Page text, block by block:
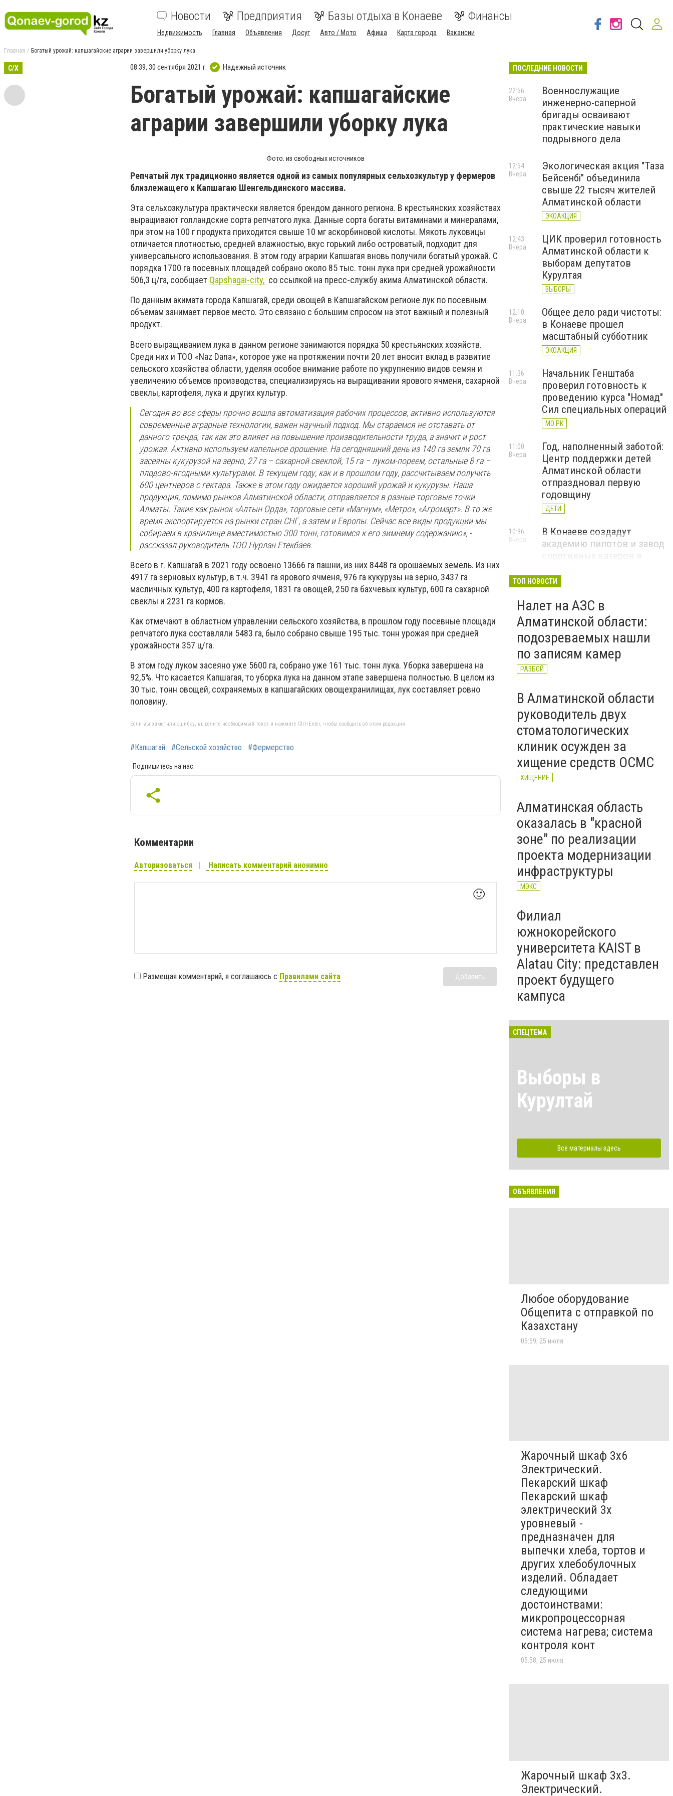
Новости Предприятия Базы отдыха в Конаеве Финансы
Недвижимость Главная Объявления Досуг Авто / Мото Афиша Карта города Вакансии
Главная Богатый урожай: капшагайские аграрии завершили уборку лука
С/Х 08:39, 30 сентября 2021 г. Надежный источник
Богатый урожай: капшагайские
аграрии завершили уборку лука
Фото: из свободных источников
Репчатый лук традиционно является одной из самых популярных сельхозкультур у фермеров
близлежащего к Капшагаю Шенгельдинского массива.
Эта сельхозкультура практически является брендом данного региона. В крестьянских хозяйствах
выращивают голландские сорта репчатого лука. Данные сорта богаты витаминами и минералами,
при этом на 100 г продукта приходится свыше 10 мг аскорбиновой кислоты. Мякоть луковицы
отличается плотностью, средней влажностью, вкус горький либо островатый, подходит для
универсального использования. В этом году аграрии Капшагая вновь получили богатый урожай. С
порядка 1700 га посевных площадей собрано около 85 тыс. тонн лука при средней урожайности
506,3 ц/га, сообщает Qapshagai-city, со ссылкой на пресс-службу акима Алматинской области.
По данным акимата города Капшагай, среди овощей в Капшагайском регионе лук по посевным
объемам занимает первое место. Это связано с большим спросом на этот важный и полезный
продукт.
Всего выращиванием лука в данном регионе занимаются порядка 50 крестьянских хозяйств.
Среди них и ТОО «Naz Dana», которое уже на протяжении почти 20 лет вносит вклад в развитие
сельского хозяйства области, уделяя особое внимание работе по укрупнению видов семян и
увеличению объемов производства, специализируясь на выращивании ярового ячменя, сахарной
свеклы, картофеля, лука и других культур.
Сегодня во все сферы прочно вошла автоматизация рабочих процессов, активно используются
современные аграрные технологии, важен научный подход. Мы стараемся не отставать от
данного тренда, так как это влияет на повышение производительности труда, а значит и рост
урожая. Активно используем капельное орошение. На сегодняшний день из 140 га земли 70 га
засеяны кукурузой на зерно, 27 га – сахарной свеклой, 15 га – луком-пореем, остальные 8 га –
плодово-ягодными культурами. В текущем году, как и в прошлом году, рассчитываем получить
600 центнеров с гектара. Также в этом году ожидается хороший урожай и кукурузы. Наша
продукция, помимо рынков Алматинской области, отправляется в разные торговые точки
Алматы. Такие как рынок «Алтын Орда», торговые сети «Магнум», «Метро», «Агромарт». В то же
время экспортируется на рынки стран СНГ, а затем и Европы. Сейчас все виды продукции мы
собираем в хранилище вместимостью 300 тонн, готовимся к его зимнему содержанию», -
рассказал руководитель ТОО Нурлан Етекбаев.
Всего в г. Капшагай в 2021 году освоено 13666 га пашни, из них 8448 га орошаемых земель. Из них
4917 га зерновых культур, в т.ч. 3941 га ярового ячменя, 976 га кукурузы на зерно, 3437 га
масличных культур, 400 га картофеля, 1831 га овощей, 250 га бахчевых культур, 600 га сахарной
свеклы и 2231 га кормов.
Как отмечают в областном управлении сельского хозяйства, в прошлом году посевные площади
репчатого лука составляли 5483 га, было собрано свыше 195 тыс. тонн урожая при средней
урожайности 357 ц/га.
В этом году луком засеяно уже 5600 га, собрано уже 161 тыс. тонн лука. Уборка завершена на
92,5%. Что касается Капшагая, то уборка лука на данном этапе завершена полностью. В целом из
30 тыс. тонн овощей, сохраняемых в капшагайских овощехранилищах, лук составляет ровно
половину.
Если вы заметили ошибку, выделите необходимый текст и нажмите Ctrl+Enter, чтобы сообщить об этом редакции
#Капшагай #Сельской хозяйство #Фермерство
Подпишитесь на нас:
Комментарии
Авторизоваться Написать комментарий анонимно
🙂
Размещая комментарий, я соглашаюсь с Правилами сайта Добавить
ПОСЛЕДНИЕ НОВОСТИ
Военнослужащие
инженерно-саперной
бригады осваивают
практические навыки
подрывного дела
22:56
Вчера
Экологическая акция "Таза
Бейсенбі" объединила
свыше 22 тысяч жителей
Алматинской области
ЭКОАКЦИЯ
12:54
Вчера
ЦИК проверил готовность
Алматинской области к
выборам депутатов
Курултая
ВЫБОРЫ
12:43
Вчера
Общее дело ради чистоты:
в Конаеве прошел
масштабный субботник
ЭКОАКЦИЯ
12:10
Вчера
Начальник Генштаба
проверил готовность к
проведению курса "Номад"
Сил специальных операций
МО РК
11:36
Вчера
Год, наполненный заботой:
Центр поддержки детей
Алматинской области
отпраздновал первую
годовщину
ДЕТИ
11:00
Вчера
В Конаеве создадут
академию пилотов и завод
спортивных катеров в
H2O
10:36
Вчера
В Алатау планируют
реализовать пилотный
проект по производству
"зеленого" авиатоплива
НОВОСТИ КОМПАНИЙ
11:56
5 августа
ТОП НОВОСТИ
Налет на АЗС в
Алматинской области:
подозреваемых нашли
по записям камер
РАЗБОЙ
В Алматинской области
руководитель двух
стоматологических
клиник осужден за
хищение средств ОСМС
ХИЩЕНИЕ
Алматинская область
оказалась в "красной
зоне" по реализации
проекта модернизации
инфраструктуры
МЭКС
Филиал
южнокорейского
университета KAIST в
Alatau City: представлен
проект будущего
кампуса
СПЕЦТЕМА
Выборы в
Курултай
Все материалы здесь
ОБЪЯВЛЕНИЯ
Любое оборудование
Общепита с отправкой по
Казахстану
05:59, 25 июля
Жарочный шкаф 3х6
Электрический.
Пекарский шкаф
Пекарский шкаф
электрический 3х
уровневый -
предназначен для
выпечки хлеба, тортов и
других хлебобулочных
изделий. Обладает
следующими
достоинствами:
микропроцессорная
система нагрева; система
контроля конт
05:58, 25 июля
Жарочный шкаф 3х3.
Электрический.